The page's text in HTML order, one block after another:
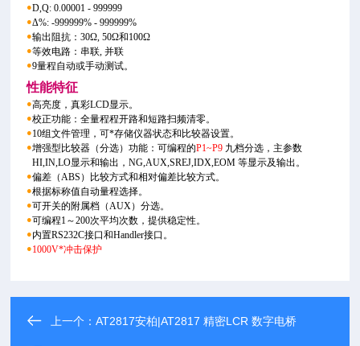
●D,Q: 0.00001 - 999999
●Δ%: -999999% - 999999%
●输出阻抗：30Ω, 50Ω和100Ω
●等效电路：串联, 并联
●9量程自动或手动测试。
性能特征
●高亮度，真彩LCD显示。
●校正功能：全量程程开路和短路扫频清零。
●10组文件管理，可*存储仪器状态和比较器设置。
●增强型比较器（分选）功能：可编程的P1~P9 九档分选，主参数
HI,IN,LO显示和输出，NG,AUX,SREJ,IDX,EOM 等显示及输出。
●偏差（ABS）比较方式和相对偏差比较方式。
●根据标称值自动量程选择。
●可开关的附属档（AUX）分选。
●可编程1～200次平均次数，提供稳定性。
●内置RS232C接口和Handler接口。
●1000V*冲击保护
上一个：AT2817安柏|AT2817 精密LCR 数字电桥